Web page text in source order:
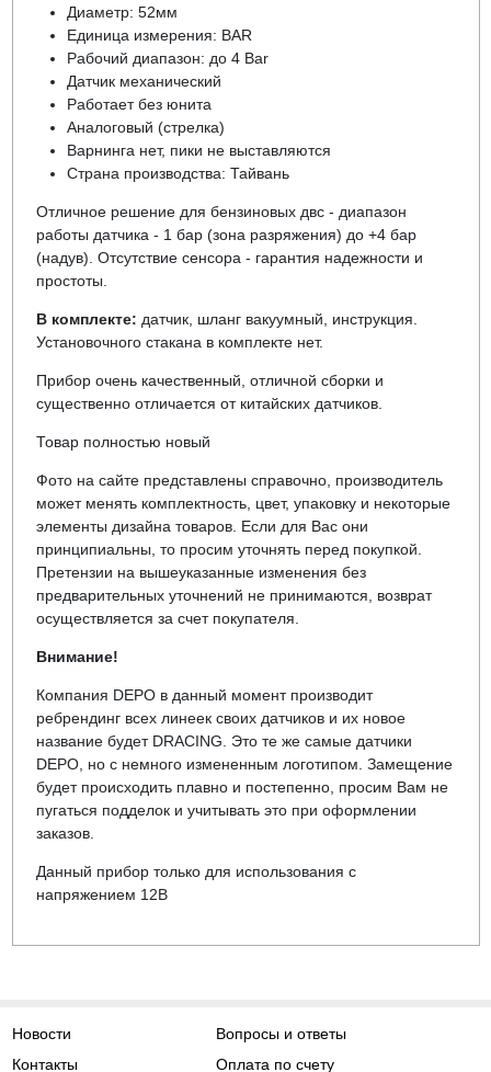
Диаметр: 52мм
Единица измерения: BAR
Рабочий диапазон: до 4 Bar
Датчик механический
Работает без юнита
Аналоговый (стрелка)
Варнинга нет, пики не выставляются
Страна производства: Тайвань
Отличное решение для бензиновых двс - диапазон
работы датчика - 1 бар (зона разряжения) до +4 бар
(надув). Отсутствие сенсора - гарантия надежности и
простоты.
В комплекте: датчик, шланг вакуумный, инструкция.
Установочного стакана в комплекте нет.
Прибор очень качественный, отличной сборки и
существенно отличается от китайских датчиков.
Товар полностью новый
Фото на сайте представлены справочно, производитель
может менять комплектность, цвет, упаковку и некоторые
элементы дизайна товаров. Если для Вас они
принципиальны, то просим уточнять перед покупкой.
Претензии на вышеуказанные изменения без
предварительных уточнений не принимаются, возврат
осуществляется за счет покупателя.
Внимание!
Компания DEPO в данный момент производит
ребрендинг всех линеек своих датчиков и их новое
название будет DRACING. Это те же самые датчики
DEPO, но с немного измененным логотипом. Замещение
будет происходить плавно и постепенно, просим Вам не
пугаться подделок и учитывать это при оформлении
заказов.
Данный прибор только для использования с
напряжением 12В
Новости
Контакты
Вопросы и ответы
Оплата по счету